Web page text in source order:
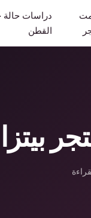
دراسات حالة
القطن
في